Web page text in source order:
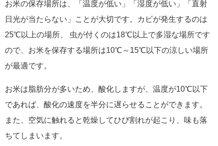
お米の保存場所は、「温度が低い」「湿度が低い」「直射
日光が当たらない」ことが大切です。カビが発生するのは
25℃以上の場所、 虫が付くのは18℃以上で多湿な場所です
ので、お米を保存する場所は10℃～15℃以下の涼しい場所
が最適です。
お米は脂肪分が多いため、酸化しますが、温度が10℃以下
であれば、酸化の速度を半分に遅らせることができます。
また、空気に触れると乾燥してひび割れが起こり、味も落
ちてしまいます。